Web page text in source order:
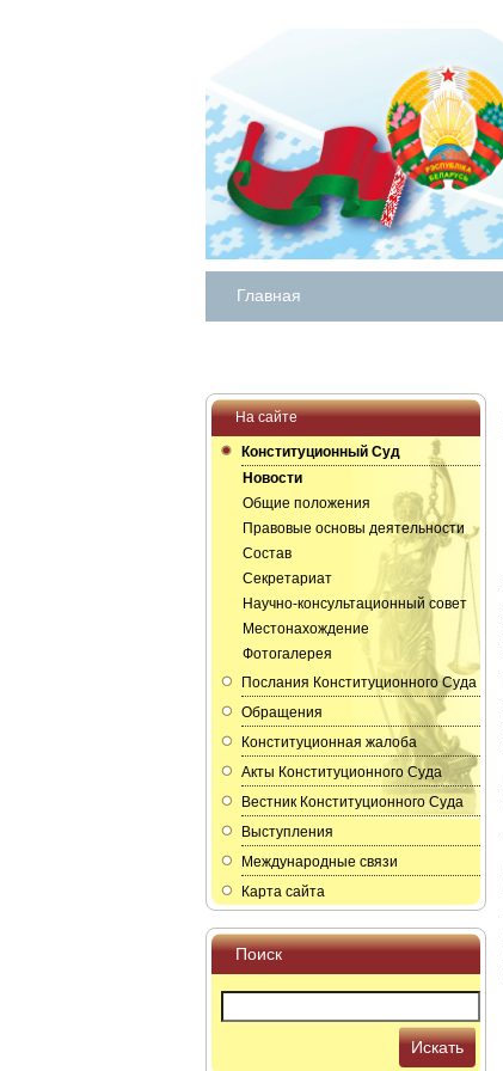
Главная
На сайте
Конституционный Суд
Новости
Общие положения
Правовые основы деятельности
Состав
Секретариат
Научно-консультационный совет
Местонахождение
Фотогалерея
Послания Конституционного Суда
Обращения
Конституционная жалоба
Акты Конституционного Суда
Вестник Конституционного Суда
Выступления
Международные связи
Карта сайта
Поиск
Искать